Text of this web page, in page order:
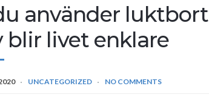
använder
blir livet enklare
UNCATEGORIZED NO COMMENTS